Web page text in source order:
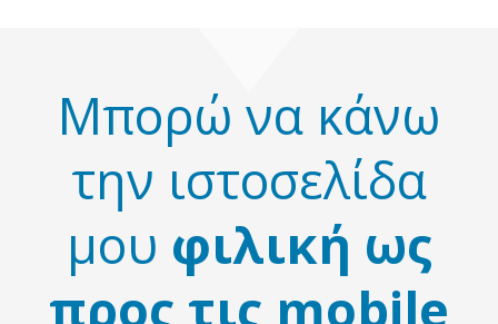
Μπορώ να κάνω
την ιστοσελίδα
μου φιλική ως
προς τις mobile